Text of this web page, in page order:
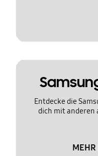
Entdecke die
dich mit anderen
MEHR